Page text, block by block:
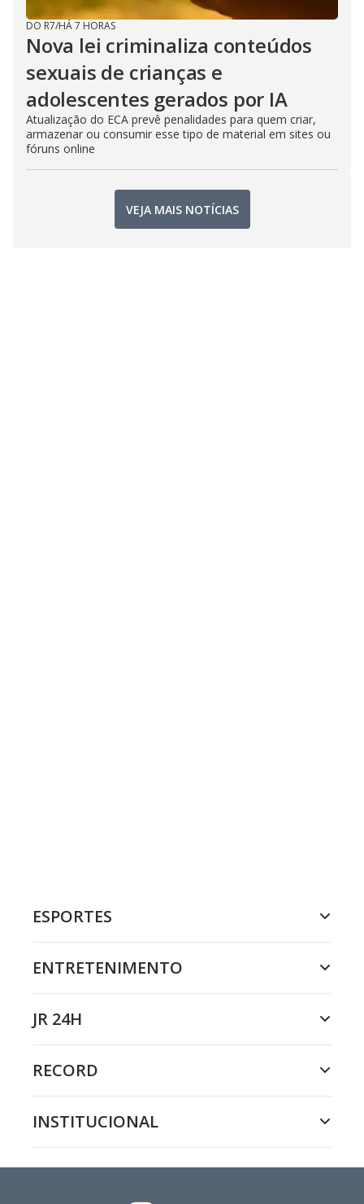
DO R7/HÁ 7 HORAS
Nova lei criminaliza conteúdos
sexuais de crianças e
adolescentes gerados por IA
Atualização do ECA prevê penalidades para quem criar,
armazenar ou consumir esse tipo de material em sites ou
fóruns online
VEJA MAIS NOTÍCIAS
ESPORTES
ENTRETENIMENTO
JR 24H
RECORD
INSTITUCIONAL